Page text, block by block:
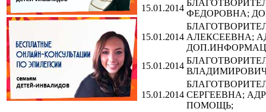
15.01.2014
ФЕДОРОВНА;
15.01.2014 АЛЕКСЕЕВНА;
15.01.2014
15.01.2014 СЕРГЕЕВНА;
ПОМОЩЬ;